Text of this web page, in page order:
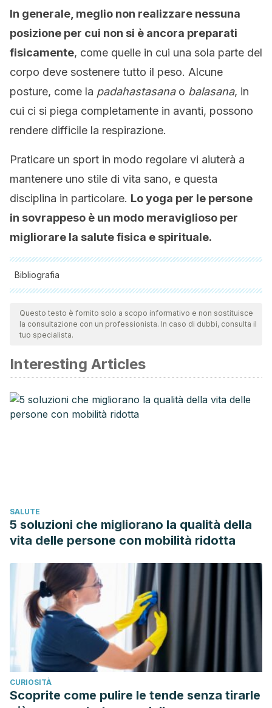
In generale, meglio non realizzare nessuna
posizione per cui non si è ancora preparati
fisicamente, come quelle in cui una sola parte del
corpo deve sostenere tutto il peso. Alcune
posture, come la padahastasana o balasana, in
cui ci si piega completamente in avanti, possono
rendere difficile la respirazione.
Praticare un sport in modo regolare vi aiuterà a
mantenere uno stile di vita sano, e questa
disciplina in particolare. Lo yoga per le persone
in sovrappeso è un modo meraviglioso per
migliorare la salute fisica e spirituale.
Bibliografia
Tutte le fonti citate sono state esaminate a fondo dal nostro
team per garantirne la qualità, l'affidabilità, l'attualità e la
validità. La bibliografia di questo articolo è stata considerata
Kaduskar, P., & Suryanarayana, K. M. (2015). Yoga: An
endocrine therapy. Indian journal of endocrinology and
metabolism, 19(3), 437–438. https://doi.org/10.4103/2230-
8210.152801
Madanmohan, & Mahadevan, Sivasubramaniyan &
Balakrishnan, Selvakumar & Gopalakrishnan, Maya &
Prakash, Elapulli Sankaranarayanan. (2008). Effect of six
weeks yoga training on weight loss following step test,
respiratory pressures, handgrip strength and handgrip
endurance in young healthy subjects. Indian journal of
physiology and pharmacology. 52. 164-70.
Anheyer, D., Klose, P., Lauche, R. et al. Yoga for Treating
Headaches: a Systematic Review and Meta-analysis. J GEN
INTERN MED 35, 846–854 (2020).
https://doi.org/10.1007/s11606-019-05413-9
A. Ross; A. Brooks; K. Touchton-Leonard; G. Wallen. 2016. A
Questo testo è fornito solo a scopo informativo e non sostituisce
la consultazione con un professionista. In caso di dubbi, consulta il
tuo specialista.
Interesting Articles
SALUTE
5 soluzioni che migliorano la qualità della
vita delle persone con mobilità ridotta
CURIOSITÀ
Scoprite come pulire le tende senza tirarle